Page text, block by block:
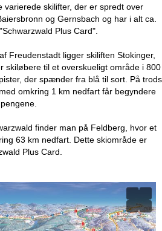
varierede skilifter, der er spredt over
og Gernsbach og har i alt ca.
Plus Card".
Freudenstadt ligger skiliften Stokinger,
skiløbere til et overskueligt område i 800
der spænder fra blå til sort. På trods
omkring 1 km nedfart får begyndere
finder man på Feldberg, hvor et
63 km nedfart. Dette skiområde er
Plus Card.